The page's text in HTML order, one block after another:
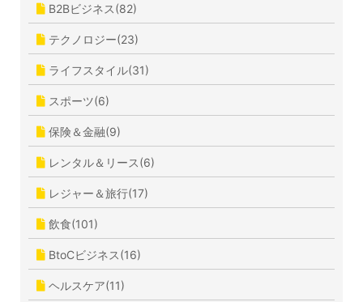
B2Bビジネス(82)
テクノロジー(23)
ライフスタイル(31)
スポーツ(6)
保険＆金融(9)
レンタル＆リース(6)
レジャー＆旅行(17)
飲食(101)
BtoCビジネス(16)
ヘルスケア(11)